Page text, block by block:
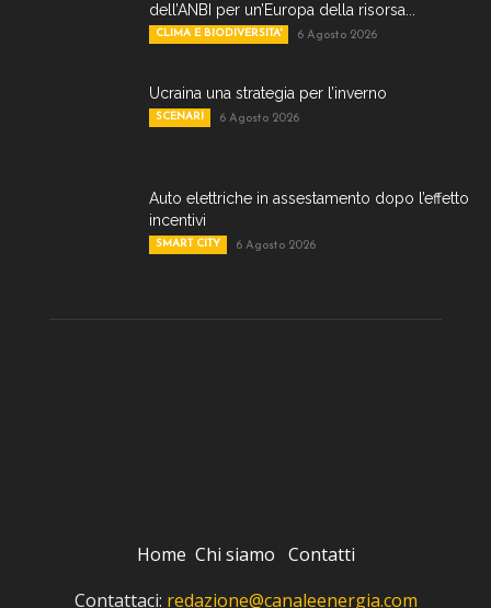
dell’ANBI per un’Europa della risorsa...
CLIMA E BIODIVERSITA' 6 Agosto 2026
Ucraina una strategia per l’inverno
SCENARI 6 Agosto 2026
Auto elettriche in assestamento dopo l’effetto
incentivi
SMART CITY 6 Agosto 2026
Home Chi siamo Contatti
Contattaci: redazione@canaleenergia.com